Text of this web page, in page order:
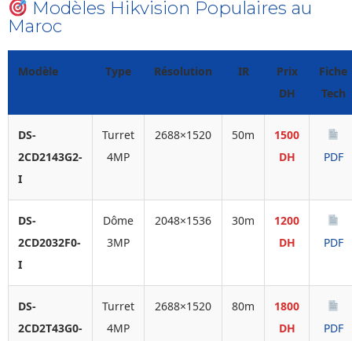
Modèles Hikvision Populaires au
Maroc
Modèle Type Résolution IR
Prix
DH
Fiche
Tech
DS-
2CD2143G2-
I
Turret
4MP
2688×1520 50m
1500
DH
PDF
DS-
2CD2032F0-
I
Dôme
3MP
2048×1536 30m
1200
DH
PDF
DS-
2CD2T43G0-
Turret
4MP
2688×1520 80m
1800
DH
PDF